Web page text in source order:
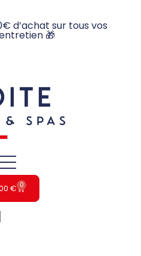
d’achat sur tous vos
🎁
€ 0